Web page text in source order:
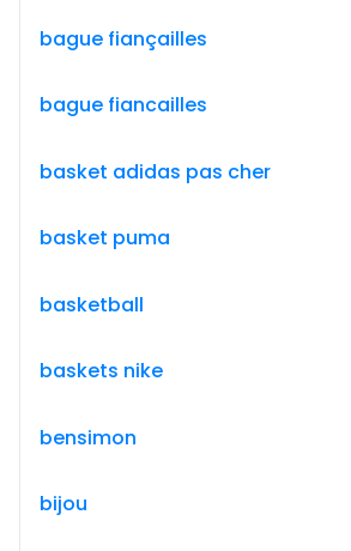
bague fiançailles
bague fiancailles
basket adidas pas cher
basket puma
basketball
baskets nike
bensimon
bijou